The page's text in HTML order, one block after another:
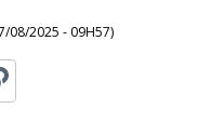
08/2025 - 09H57)